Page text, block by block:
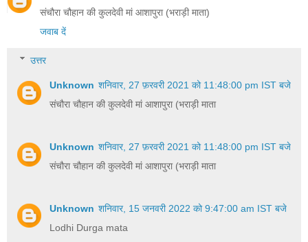
संचौरा चौहान की कुलदेवी मां आशापुरा (भराड़ी माता)
जवाब दें
उत्तर
Unknown शनिवार, 27 फ़रवरी 2021 को 11:48:00 pm IST बजे
संचौरा चौहान की कुलदेवी मां आशापुरा (भराड़ी माता
Unknown शनिवार, 27 फ़रवरी 2021 को 11:48:00 pm IST बजे
संचौरा चौहान की कुलदेवी मां आशापुरा (भराड़ी माता
Unknown शनिवार, 15 जनवरी 2022 को 9:47:00 am IST बजे
Lodhi Durga mata